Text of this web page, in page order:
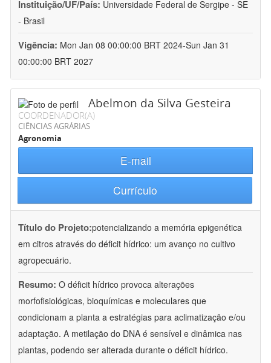
Instituição/UF/País: Universidade Federal de Sergipe - SE
- Brasil
Vigência: Mon Jan 08 00:00:00 BRT 2024-Sun Jan 31
00:00:00 BRT 2027
Abelmon da Silva Gesteira
COORDENADOR(A)
CIÊNCIAS AGRÁRIAS
Agronomia
E-mail
Currículo
Título do Projeto:potencializando a memória epigenética
em citros através do déficit hídrico: um avanço no cultivo
agropecuário.
Resumo: O déficit hídrico provoca alterações
morfofisiológicas, bioquímicas e moleculares que
condicionam a planta a estratégias para aclimatização e/ou
adaptação. A metilação do DNA é sensível e dinâmica nas
plantas, podendo ser alterada durante o déficit hídrico.